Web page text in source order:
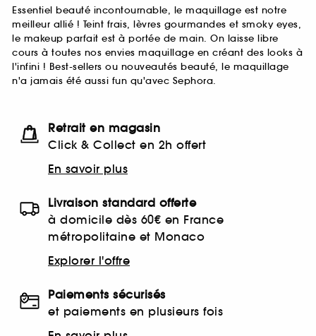
Essentiel beauté incontournable, le maquillage est notre
meilleur allié ! Teint frais, lèvres gourmandes et smoky eyes,
le makeup parfait est à portée de main. On laisse libre
cours à toutes nos envies maquillage en créant des looks à
l'infini ! Best-sellers ou nouveautés beauté, le maquillage
n'a jamais été aussi fun qu'avec Sephora.
Retrait en magasin
Click & Collect en 2h offert
En savoir plus
Livraison standard offerte
à domicile dès 60€ en France
métropolitaine et Monaco
Explorer l'offre
Paiements sécurisés
et paiements en plusieurs fois